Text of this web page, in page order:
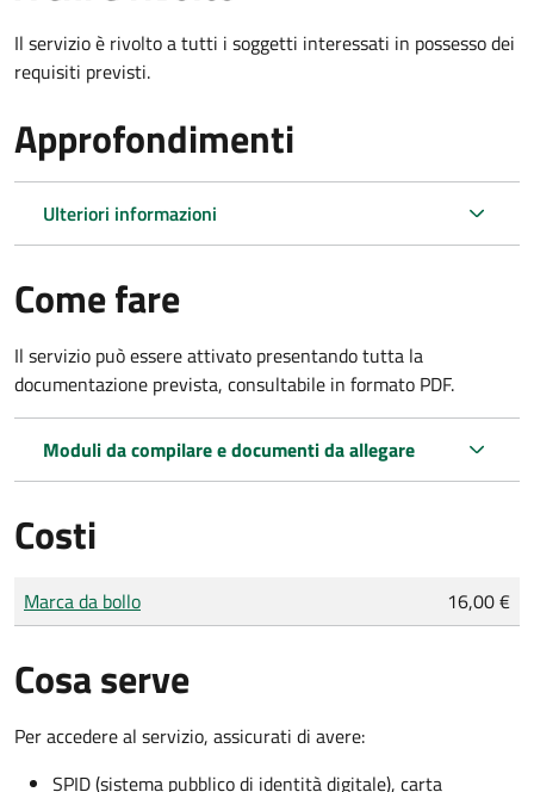
Il servizio è rivolto a tutti i soggetti interessati in possesso dei
requisiti previsti.
Approfondimenti
Ulteriori informazioni
Come fare
Il servizio può essere attivato presentando tutta la
documentazione prevista, consultabile in formato PDF.
Moduli da compilare e documenti da allegare
Costi
Tipo di pagamento
Importo
Marca da bollo 16,00 €
Cosa serve
Per accedere al servizio, assicurati di avere:
SPID (sistema pubblico di identità digitale), carta